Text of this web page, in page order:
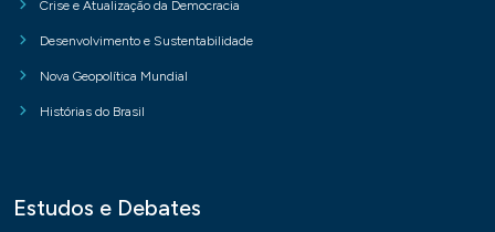
Crise e Atualização da Democracia
Desenvolvimento e Sustentabilidade
Nova Geopolítica Mundial
Histórias do Brasil
Estudos e Debates